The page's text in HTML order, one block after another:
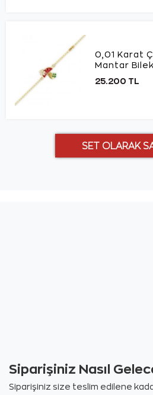
0,01 Karat
Mantar
25.200 TL
Siparişiniz Nasıl
Siparişiniz size teslim edilene